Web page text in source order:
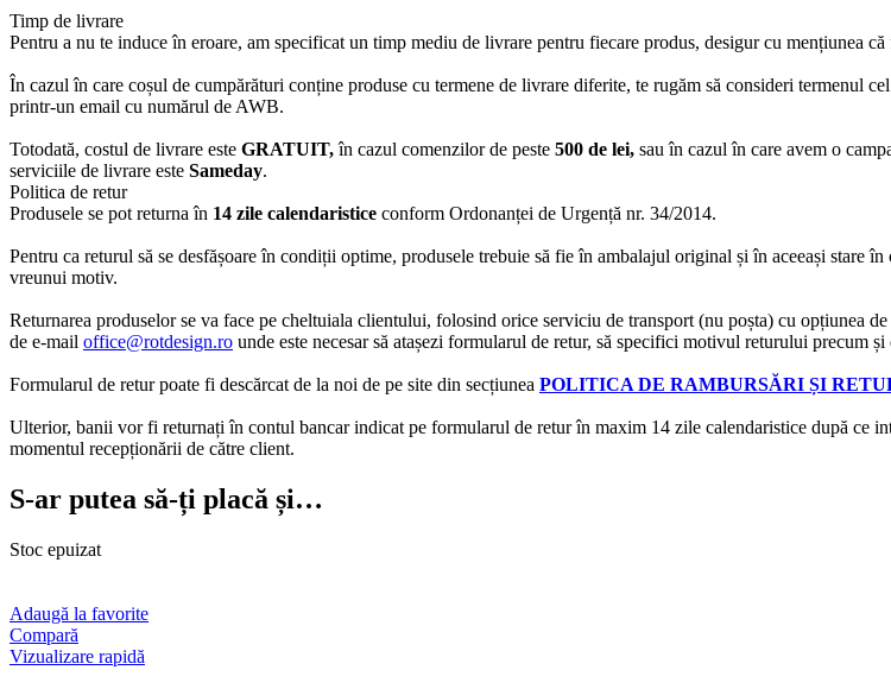
Timp de livrare
Pentru a nu te induce în eroare, am specificat un timp mediu de livrare pentru fiecare produs, desigur cu mențiunea
În cazul în care coșul de cumpărături conține produse cu termene de livrare diferite, te rugăm să consideri termenul
printr-un email cu numărul de AWB.
Totodată, costul de livrare este GRATUIT,în cazul comenzilor de peste 500 de lei, sau în cazul în care avem o
serviciile de livrare este Sameday.
Politica de retur
Produsele se pot returna în 14 zile calendaristice conform Ordonanței de Urgență nr. 34/2014.
Pentru ca returul să se desfășoare în condiții optime, produsele trebuie să fie în ambalajul original și în aceeași stare
vreunui motiv.
Returnarea produselor se va face pe cheltuiala clientului, folosind orice serviciu de transport (nu poșta) cu opțiunea
de e-mail office@rotdesign.ro unde este necesar să atașezi formularul de retur, să specifici motivul returului precum
Formularul de retur poate fi descărcat de la noi de pe site din secțiunea POLITICA DE RAMBURSĂRI ȘI
Ulterior, banii vor fi returnați în contul bancar indicat pe formularul de retur în maxim 14 zile calendaristice după ce
momentul recepționării de către client.
S-ar putea să-ți placă și…
Stoc epuizat
Adaugă la favorite
Compară
Vizualizare rapidă